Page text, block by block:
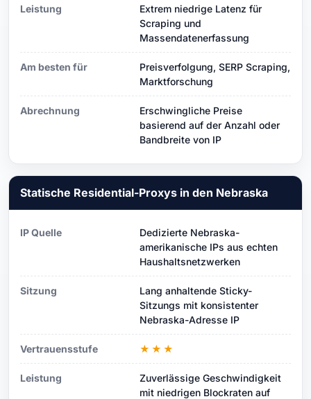
Leistung
Extrem niedrige Latenz für
Scraping und
Massendatenerfassung
Am besten für
Preisverfolgung, SERP Scraping,
Marktforschung
Abrechnung
Erschwingliche Preise
basierend auf der Anzahl oder
Bandbreite von IP
Statische Residential-Proxys in den Nebraska
IP Quelle
Dedizierte Nebraska-
amerikanische IPs aus echten
Haushaltsnetzwerken
Sitzung
Lang anhaltende Sticky-
Sitzungs mit konsistenter
Nebraska-Adresse IP
Vertrauensstufe ★★★
Leistung
Zuverlässige Geschwindigkeit
mit niedrigen Blockraten auf